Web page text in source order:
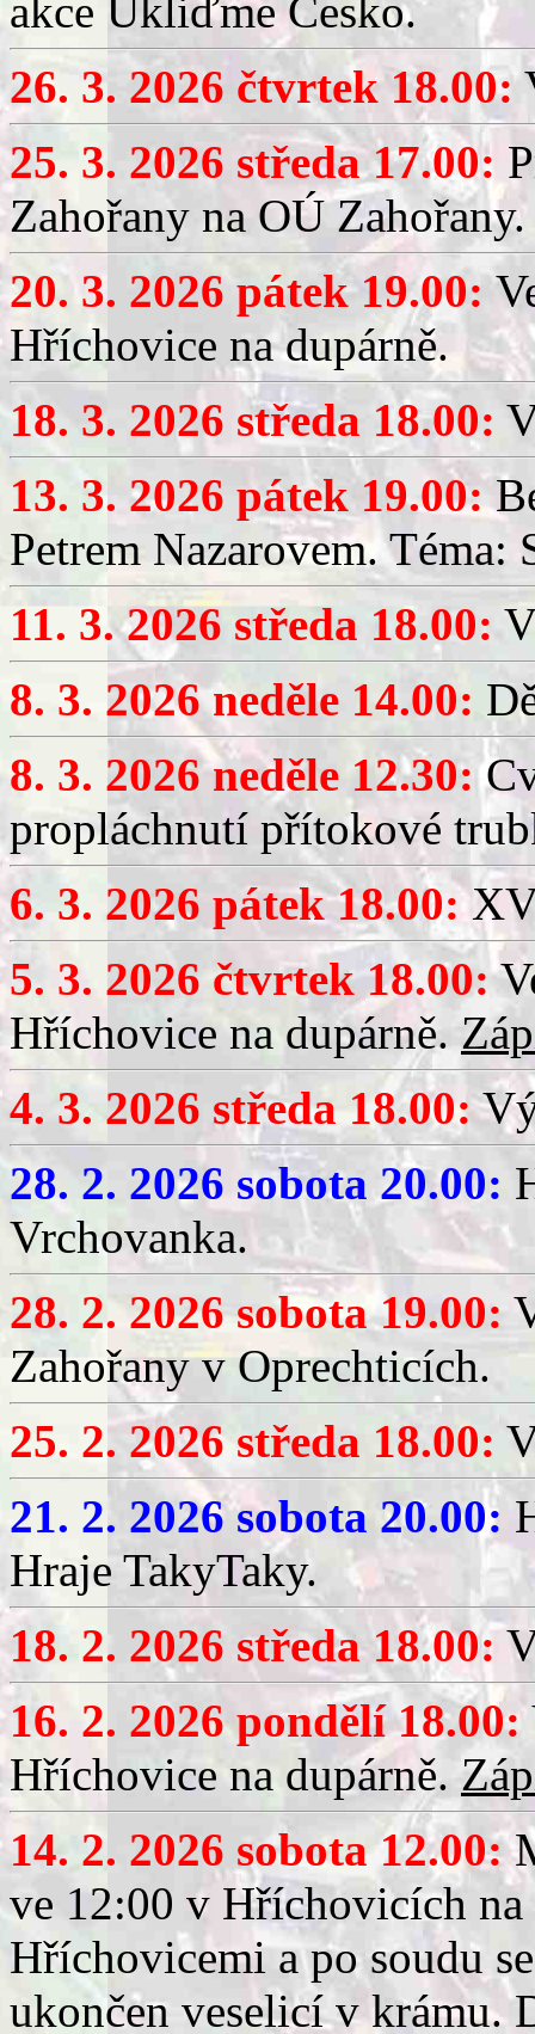
akce Ukliďme Česko.
26. 3. 2026 čtvrtek 18.00:
25. 3. 2026 středa 17.00:
Zahořany na OÚ Zahořany.
20. 3. 2026 pátek 19.00:
Hříchovice na dupárně.
18. 3. 2026 středa 18.00:
13. 3. 2026 pátek 19.00:
Petrem Nazarovem. Téma:
11. 3. 2026 středa 18.00:
8. 3. 2026 neděle 14.00:
8. 3. 2026 neděle 12.30:
propláchnutí přítokové
6. 3. 2026 pátek 18.00:
5. 3. 2026 čtvrtek 18.00:
Hříchovice na dupárně.
4. 3. 2026 středa 18.00:
28. 2. 2026 sobota 20.00:
Vrchovanka.
28. 2. 2026 sobota 19.00:
Zahořany v Oprechticích.
25. 2. 2026 středa 18.00:
21. 2. 2026 sobota 20.00:
Hraje TakyTaky.
18. 2. 2026 středa 18.00:
16. 2. 2026 pondělí 18.00:
Hříchovice na dupárně.
14. 2. 2026 sobota 12.00:
ve 12:00 v Hříchovicích
Hříchovicemi a po soudu
ukončen veselicí v krámu.